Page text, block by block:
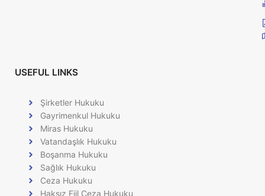
USEFUL LINKS
Şirketler Hukuku
Gayrimenkul Hukuku
Miras Hukuku
Vatandaşlık Hukuku
Boşanma Hukuku
Sağlık Hukuku
Ceza Hukuku
Haksız Fiil Ceza Hukuku